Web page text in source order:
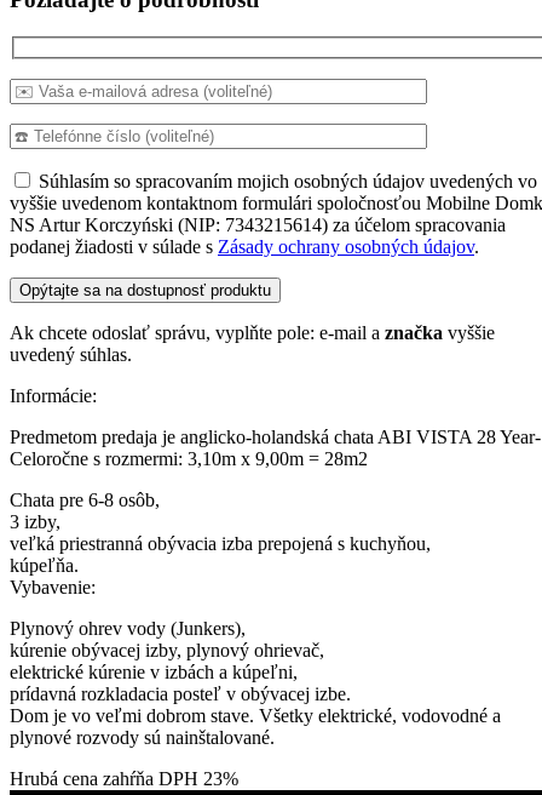
Súhlasím so spracovaním mojich osobných údajov uvedených vo
vyššie uvedenom kontaktnom formulári spoločnosťou Mobilne
NS Artur Korczyński (NIP: 7343215614) za účelom spracovania
podanej žiadosti v súlade s Zásady ochrany osobných údajov.
Ak chcete odoslať správu, vyplňte pole: e-mail a značka vyššie
uvedený súhlas.
Informácie:
Predmetom predaja je anglicko-holandská chata ABI VISTA 28 Year-
Celoročne s rozmermi: 3,10m x 9,00m = 28m2
Chata pre 6-8 osôb,
3 izby,
veľká priestranná obývacia izba prepojená s kuchyňou,
kúpeľňa.
Vybavenie:
Plynový ohrev vody (Junkers),
kúrenie obývacej izby, plynový ohrievač,
elektrické kúrenie v izbách a kúpeľni,
prídavná rozkladacia posteľ v obývacej izbe.
Dom je vo veľmi dobrom stave. Všetky elektrické, vodovodné a
plynové rozvody sú nainštalované.
Hrubá cena zahŕňa DPH 23%